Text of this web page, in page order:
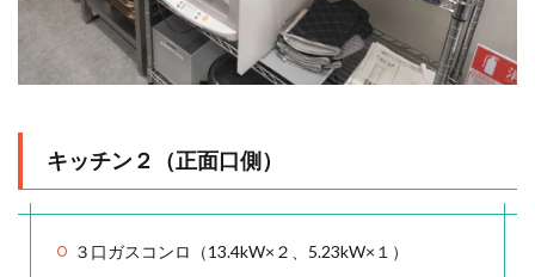
キッチン２（正面口側）
３口ガスコンロ（13.4kW×２、5.23kW×１）